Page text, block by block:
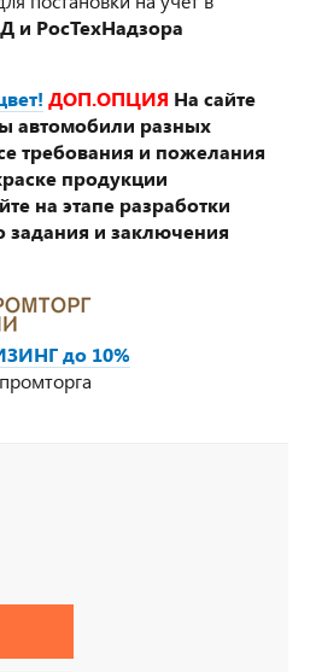
и РосТехНадзора
ДОП.ОПЦИЯ На сайте
автомобили разных
требования и пожелания
продукции
на этапе разработки
задания и заключения
до 10%